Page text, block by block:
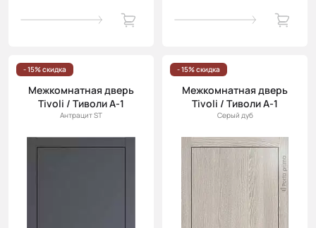
- 15% скидка
Межкомнатная дверь
Tivoli / Тиволи А-1
Антрацит ST
- 15% скидка
Межкомнатная дверь
Tivoli / Тиволи А-1
Серый дуб